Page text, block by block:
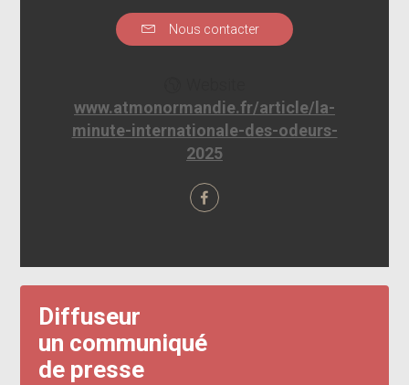
Nous contacter
www.atmonormandie.fr/article/la-
minute-internationale-des-odeurs-
2025
Diffuseur
un communiqué
de presse